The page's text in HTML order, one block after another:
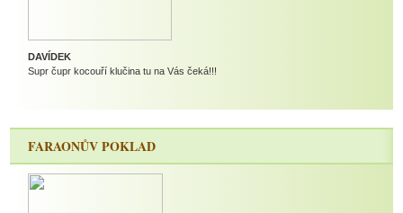
DAVÍDEK
Supr čupr kocouří klučina tu na Vás čeká!!!
FARAONŮV POKLAD